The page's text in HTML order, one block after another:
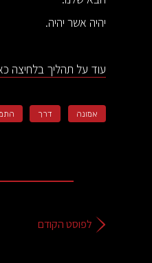
יהיה אשר יהיה.
עוד על תהליך בלחיצה
אמונה דרך
לפוסט הקודם